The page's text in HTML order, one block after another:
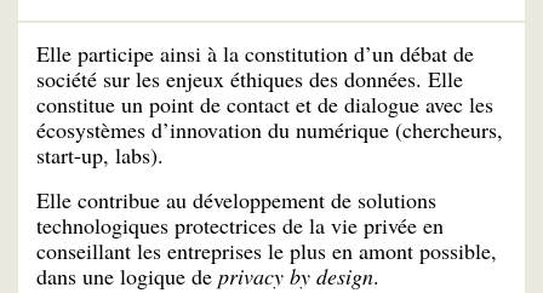
Elle participe ainsi à la constitution d’un débat de
société sur les enjeux éthiques des données. Elle
constitue un point de contact et de dialogue avec les
écosystèmes d’innovation du numérique (chercheurs,
start-up, labs).
Elle contribue au développement de solutions
technologiques protectrices de la vie privée en
conseillant les entreprises le plus en amont possible,
dans une logique de privacy by design.